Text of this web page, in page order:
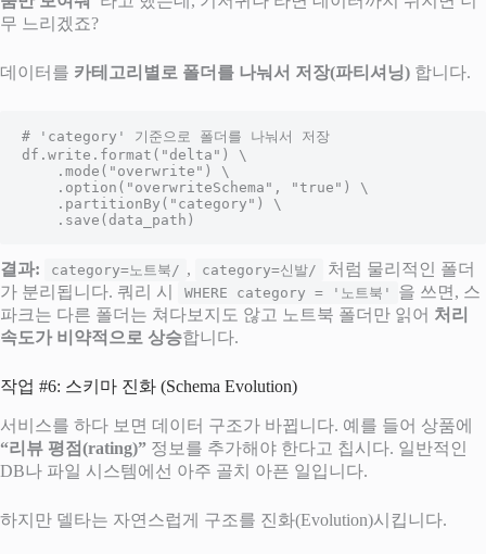
무 느리겠죠?
데이터를 카테고리별로 폴더를 나눠서 저장(파티셔닝) 합니다.
# 'category' 기준으로 폴더를 나눠서 저장
df.write.format("delta") \
    .save(data_path)
결과: category=노트북/ , category=신발/
처럼 물리적인 폴더
가 분리됩니다. 쿼리 시
WHERE category = '노트북'
을 쓰면, 스
파크는 다른 폴더는 쳐다보지도 않고 노트북 폴더만 읽어 처리
속도가 비약적으로 상승합니다.
작업 #6: 스키마 진화 (Schema Evolution)
서비스를 하다 보면 데이터 구조가 바뀝니다. 예를 들어 상품에
“리뷰 평점(rating)” 정보를 추가해야 한다고 칩시다. 일반적인
DB나 파일 시스템에선 아주 골치 아픈 일입니다.
하지만 델타는 자연스럽게 구조를 진화(Evolution)시킵니다.